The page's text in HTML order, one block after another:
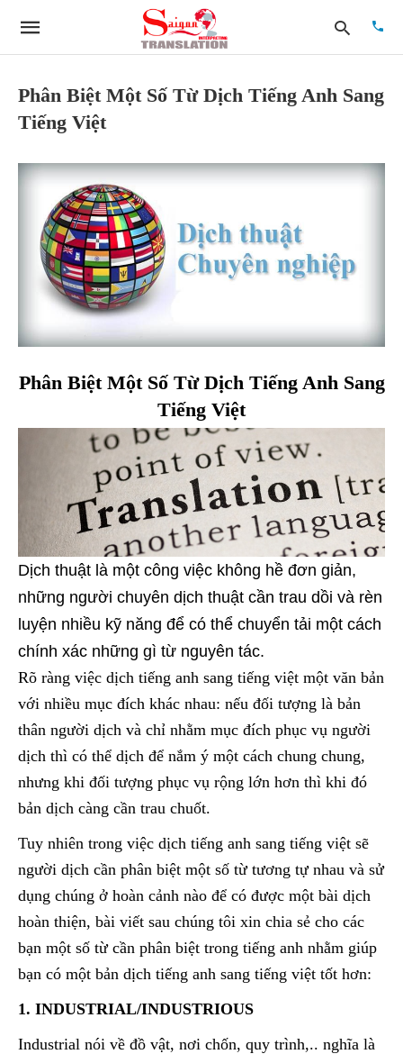
Phân Biệt Một Số Từ Dịch Tiếng Anh Sang
Tiếng Việt
Phân Biệt Một Số Từ Dịch Tiếng Anh Sang
Tiếng Việt
Dịch thuật là một công việc không hề đơn giản,
những người chuyên dịch thuật cần trau dồi và rèn
luyện nhiều kỹ năng để có thể chuyển tải một cách
chính xác những gì từ nguyên tác.
Rõ ràng việc dịch tiếng anh sang tiếng việt một văn bản
với nhiều mục đích khác nhau: nếu đối tượng là bản
thân người dịch và chỉ nhằm mục đích phục vụ người
dịch thì có thể dịch để nắm ý một cách chung chung,
nhưng khi đối tượng phục vụ rộng lớn hơn thì khi đó
bản dịch càng cần trau chuốt.
Tuy nhiên trong việc dịch tiếng anh sang tiếng việt sẽ
người dịch cần phân biệt một số từ tương tự nhau và sử
dụng chúng ở hoàn cảnh nào để có được một bài dịch
hoàn thiện, bài viết sau chúng tôi xin chia sẻ cho các
bạn một số từ cần phân biệt trong tiếng anh nhằm giúp
bạn có một bản dịch tiếng anh sang tiếng việt tốt hơn:
1. INDUSTRIAL/INDUSTRIOUS
Industrial nói về đồ vật, nơi chốn, quy trình,.. nghĩa là